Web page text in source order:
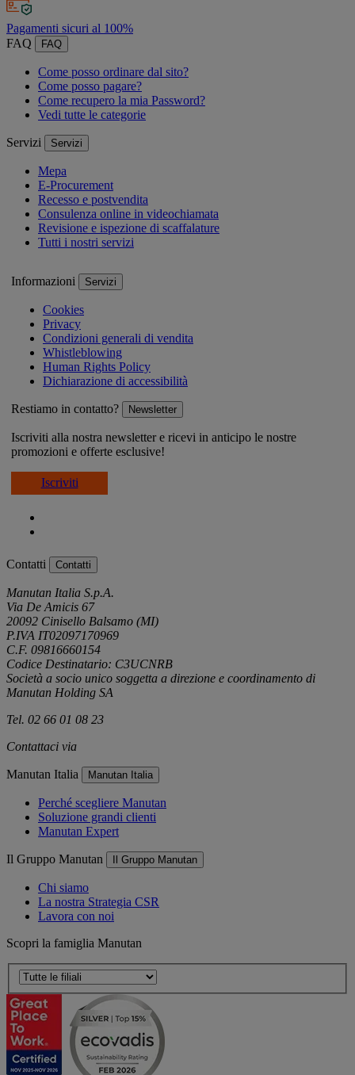
Pagamenti sicuri al 100%
FAQ
FAQ
Come posso ordinare dal sito?
Come posso pagare?
Come recupero la mia Password?
Vedi tutte le categorie
Servizi Servizi
Mepa
E-Procurement
Recesso e postvendita
Consulenza online in videochiamata
Revisione e ispezione di scaffalature
Tutti i nostri servizi
Informazioni Servizi
Cookies
Privacy
Condizioni generali di vendita
Whistleblowing
Human Rights Policy
Dichiarazione di accessibilità
Restiamo in contatto? Newsletter
Iscriviti alla nostra newsletter e ricevi in anticipo le nostre
promozioni e offerte esclusive!
Iscriviti
Contatti Contatti
Manutan Italia S.p.A.
Via De Amicis 67
20092 Cinisello Balsamo (MI)
P.IVA IT02097170969
C.F. 09816660154
Codice Destinatario: C3UCNRB
Società a socio unico soggetta a direzione e coordinamento di
Manutan Holding SA
Tel. 02 66 01 08 23
Contattaci via
Manutan Italia Manutan Italia
Perché scegliere Manutan
Soluzione grandi clienti
Manutan Expert
Il Gruppo Manutan Il Gruppo Manutan
Chi siamo
La nostra Strategia CSR
Lavora con noi
Scopri la famiglia Manutan